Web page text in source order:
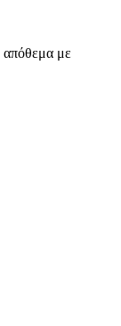
απόθεμα με